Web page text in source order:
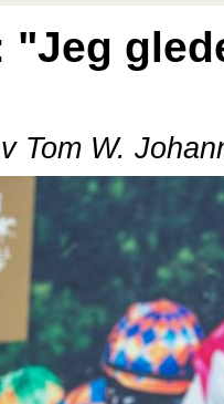
"Jeg
Tom W.